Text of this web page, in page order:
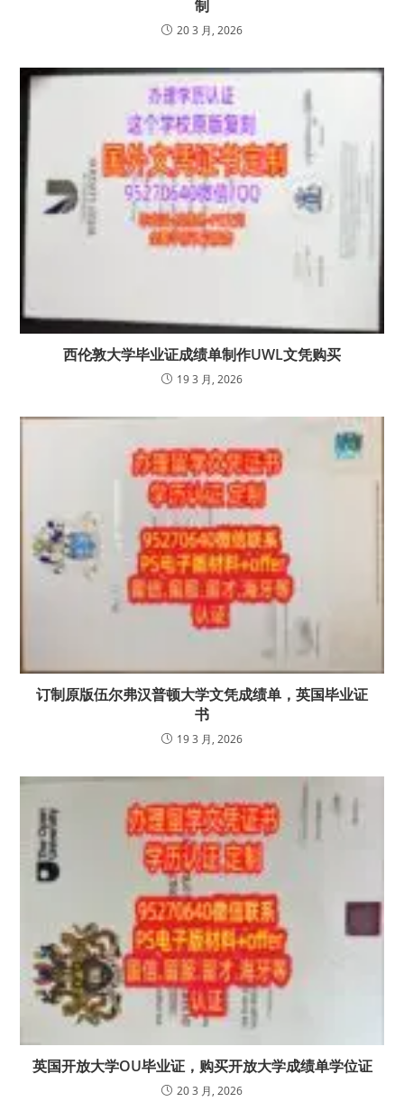
制
20 3 月, 2026
西伦敦大学毕业证成绩单制作UWL文凭购买
19 3 月, 2026
订制原版伍尔弗汉普顿大学文凭成绩单，英国毕业证
书
19 3 月, 2026
英国开放大学OU毕业证，购买开放大学成绩单学位证
20 3 月, 2026